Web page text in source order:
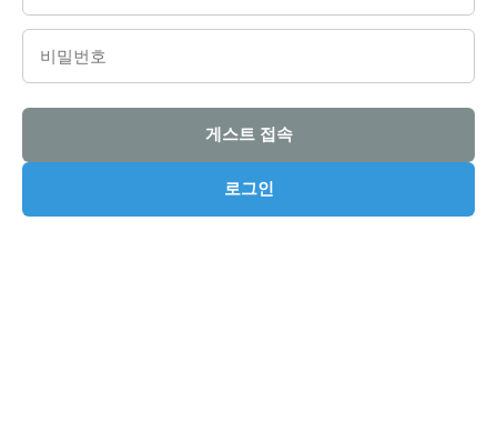
게스트 접속
로그인